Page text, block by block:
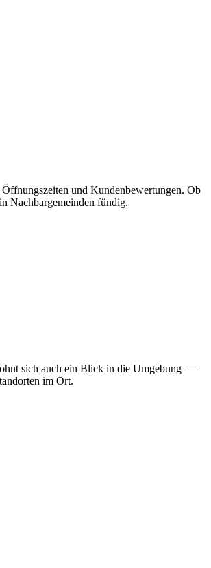
und Kundenbewertungen. Ob
Nachbargemeinden fündig.
sich auch ein Blick in die Umgebung —
im Ort.